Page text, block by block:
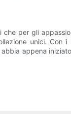
per gli
unici. Con i
appena